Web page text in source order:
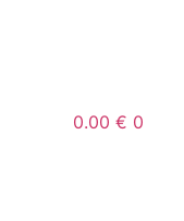
0.00€ 0